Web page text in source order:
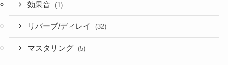
効果音 (1)
リバーブ/ディレイ (32)
マスタリング (5)